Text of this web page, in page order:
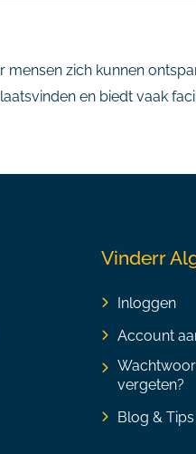
zich kunnen
en biedt vaak
Vinderr
Inloggen
Account
vergeten?
Blog & Tips